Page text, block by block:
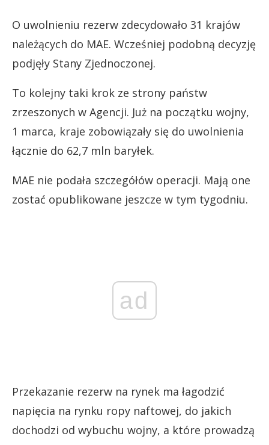
O uwolnieniu rezerw zdecydowało 31 krajów
należących do MAE. Wcześniej podobną decyzję
podjęły Stany Zjednoczonej.
To kolejny taki krok ze strony państw
zrzeszonych w Agencji. Już na początku wojny,
1 marca, kraje zobowiązały się do uwolnienia
łącznie do 62,7 mln baryłek.
MAE nie podała szczegółów operacji. Mają one
zostać opublikowane jeszcze w tym tygodniu.
ad
Przekazanie rezerw na rynek ma łagodzić
napięcia na rynku ropy naftowej, do jakich
dochodzi od wybuchu wojny, a które prowadzą